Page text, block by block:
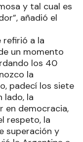
y tal cual es
añadió el
refirió a la
un momento
los 40
la
padecí los siete
lado, la
en democracia,
respeto, la
superación y